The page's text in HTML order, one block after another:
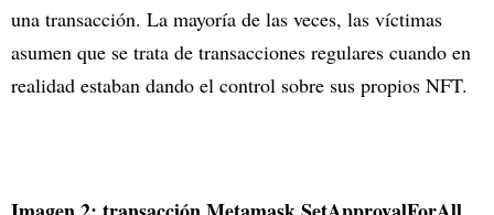
una transacción. La mayoría de las veces, las víctimas
asumen que se trata de transacciones regulares cuando en
realidad estaban dando el control sobre sus propios NFT.